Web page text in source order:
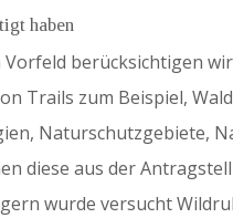
haben
Vorfeld berücksichtigen
Trails zum Beispiel,
Naturschutzgebiete,
diese aus der
wurde versucht